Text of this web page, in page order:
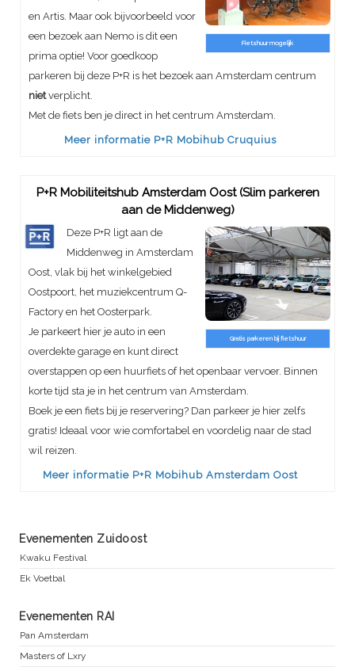
Fietshuur mogelijk
en Artis. Maar ook bijvoorbeeld voor
een bezoek aan Nemo is dit een
prima optie! Voor goedkoop
parkeren bij deze P+R is het bezoek aan Amsterdam centrum
nietverplicht.
Met de fiets ben je direct in het centrum Amsterdam.
Meer informatie P+R Mobihub Cruquius
P+R Mobiliteitshub Amsterdam Oost (Slim parkeren
aan de Middenweg)
Gratis parkeren bij fietshuur
Deze P+R ligt aan de
Middenweg in Amsterdam
Oost, vlak bij het winkelgebied
Oostpoort, het muziekcentrum Q-
Factory en het Oosterpark.
Je parkeert hier je auto in een
overdekte garage en kunt direct
overstappen op een huurfiets of het openbaar vervoer. Binnen
korte tijd sta je in het centrum van Amsterdam.
Boek je een fiets bij je reservering? Dan parkeer je hier zelfs
gratis! Ideaal voor wie comfortabel en voordelig naar de stad
wil reizen.
Meer informatie P+R Mobihub Amsterdam Oost
Evenementen Zuidoost
Kwaku Festival
Ek Voetbal
Evenementen RAI
Pan Amsterdam
Masters of Lxry